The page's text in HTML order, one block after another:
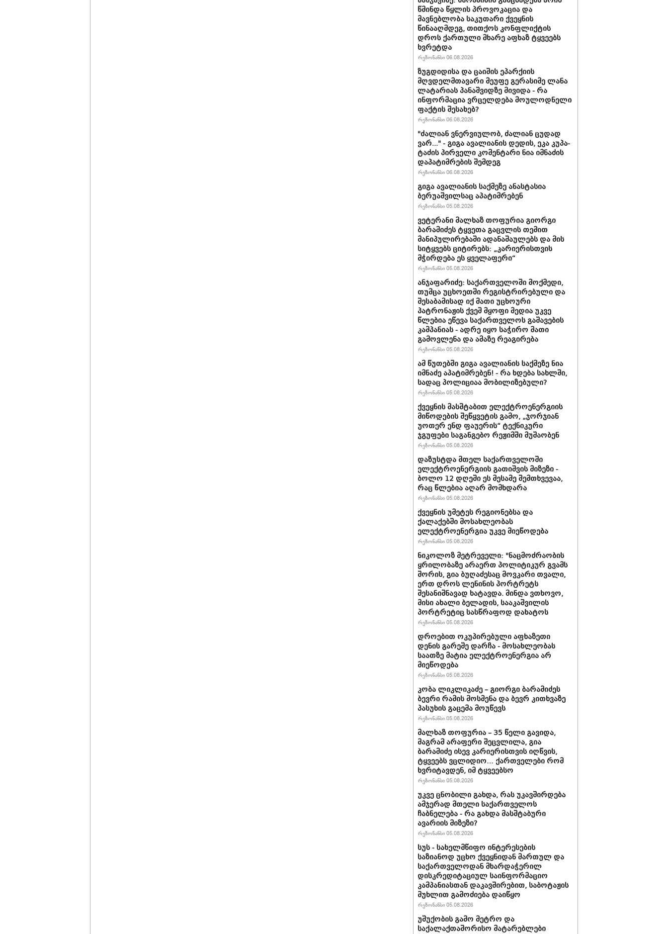
წმინდა წყლის პროვოკაცია და
მავნებლობა საკუთარი ქვეყნის
წინააღმდეგ, თითქოს კონფლიქტის
დროს ქართული მხარე აფხაზ ტყვეებს
ხვრეტდა
რეზონანსი 06.08.2026
ზუგდიდისა და ცაიშის ეპარქიის
მღვდელმთავარი მეუფე გერასიმე ლანა
ლატარიას პანაშვიდზე მივიდა - რა
ინფორმაცია ვრცელდება მოულოდნელი
ფაქტის შესახებ?
რეზონანსი 06.08.2026
"ძა­ლი­ან ვნერ­ვი­უ­ლობ, ძა­ლი­ან ცუ­დად
ვარ..." - გიგა ავა­ლი­ა­ნის დე­დის, ეკა კუ­პა­
ტა­ძის პირველი კომენტარი ნია იმნაძის
დაპატიმრების შემდეგ
რეზონანსი 06.08.2026
გიგა ავალიანის საქმეზე ანასტასია
ბერუაშვილსაც აპატიმრებენ
რეზონანსი 05.08.2026
ვეტერანი მალხაზ თოფურია გიორგი
ბარამიძეს ტყვეთა გაცვლის თემით
მანიპულირებაში ადანაშაულებს და მის
სიტყვებს ციტირებს: „კარიერისთვის
მჭირდება ეს ყველაფერი“
რეზონანსი 05.08.2026
ანჯაფარიძე: საქართველოში მოქმედი,
თუმცა უცხოეთში რეგისტრირებული და
შესაბამისად იქ მათი უცხოური
პატრონაჟის ქვეშ მყოფი მედია უკვე
წლებია ეწევა საქართველოს გაშავების
კამპანიას - ადრე იყო საჭირო მათი
გამოვლენა და ამაზე რეაგირება
რეზონანსი 05.08.2026
ამ წუთებში გიგა ავალიანის საქმეზე ნია
იმნაძე აპატიმრებენ! - რა ხდება სახლში,
სადაც პოლიციაა მობილიზებული?
რეზონანსი 05.08.2026
ქვეყნის მასშტაბით ელექტროენერგიის
მიწოდების შეწყვეტის გამო, „ჯორჯიან
უოთერ ენდ ფაუერის“ ტექნიკური
ჯგუფები საგანგებო რეჟიმში მუშაობენ
რეზონანსი 05.08.2026
დაზუსტდა მთელ საქართველოში
ელექტროენერგიის გათიშვის მიზეზი -
ბოლო 12 დღეში ეს მესამე შემთხვევაა,
რაც წლებია აღარ მომხდარა
რეზონანსი 05.08.2026
ქვეყნის უმეტეს რეგიონებსა და
ქალაქებში მოსახლეობას
ელექტროენერგია უკვე მიეწოდება
რეზონანსი 05.08.2026
ნიკოლოზ მეტრეველი: "ნაცმოძრაობის
ყრილობაზე არაერთ პოლიტიკურ გვამს
შორის, გია ბუღაძესაც მოვკარი თვალი,
ერთ დროს ლენინის პორტრეტს
შესანიშნავად ხატავდა. მინდა ვთხოვო,
მისი ახალი ბელადის, სააკაშვილის
პორტრეტიც სასწრაფოდ დახატოს
რეზონანსი 05.08.2026
დროებით ოკუპირებული აფხაზეთი
დენის გარეშე დარჩა - მოსახლეობას
საათზე მატია ელექტროენერგია არ
მიეწოდება
რეზონანსი 05.08.2026
კობა ლიკლიკაძე – გიორგი ბარამიძეს
ბევრი რამის მოსმენა და ბევრ კითხვაზე
პასუხის გაცემა მოუწევს
რეზონანსი 05.08.2026
მალხაზ თოფურია – 35 წელი გავიდა,
მაგრამ არაფერი შეცვლილა, გია
ბარამიძე ისევ კარიერისთვის იღწვის,
ტყვეებს ვცლიდიო… ქართველები რომ
ხვრიტავდენ, იმ ტყვეებსო
რეზონანსი 05.08.2026
უკვე ცნობილი გახდა, რას უკავშირდება
ამჯერად მთელი საქართველოს
ჩაბნელება - რა გახდა მასშტაბური
ავარიის მიზეზი?
რეზონანსი 05.08.2026
სუს - სახელმწიფო ინტერესების
საზიანოდ უცხო ქვეყნიდან მართულ და
საქართველოდან მხარდაჭერილ
დისკრედიტაციულ საინფორმაციო
კამპანიასთან დაკავშირებით, საბოტაჟის
მუხლით გამოძიება დაიწყო
რეზონანსი 05.08.2026
უშუქობის გამო მეტრო და
საქალაქთაშორისო მატარებლები